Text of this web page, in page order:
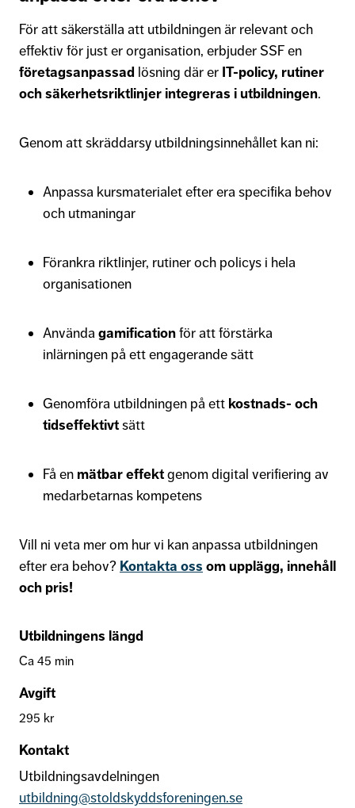
För att säkerställa att utbildningen är relevant och
effektiv för just er organisation, erbjuder SSF en
företagsanpassad lösning där er IT-policy, rutiner
och säkerhetsriktlinjer integreras i utbildningen.
Genom att skräddarsy utbildningsinnehållet kan ni:
Anpassa kursmaterialet efter era specifika behov
och utmaningar
Förankra riktlinjer, rutiner och policys i hela
organisationen
Använda gamificationför att förstärka
inlärningen på ett engagerande sätt
Genomföra utbildningen på ett kostnads- och
tidseffektivtsätt
Få en mätbar effektgenom digital verifiering av
medarbetarnas kompetens
Vill ni veta mer om hur vi kan anpassa utbildningen
efter era behov? Kontakta oss om upplägg, innehåll
och pris!
Utbildningens längd
Ca 45 min
Avgift
295 kr
Kontakt
Utbildningsavdelningen
utbildning@stoldskyddsforeningen.se